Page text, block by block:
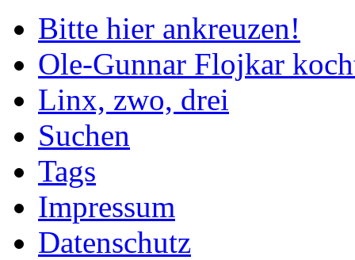
Bitte hier ankreuzen!
Ole-Gunnar Flojkar
Linx, zwo, drei
Suchen
Tags
Impressum
Datenschutz